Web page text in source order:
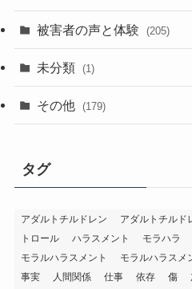
被害者の声と体験 (205)
未分類 (1)
その他 (179)
タグ
アダルトチルドレン アダルトチルド
トロール
ハラスメント モラハラ
モラルハラスメント
モラルハラスメ
事実
人間関係 仕事 依存 傷